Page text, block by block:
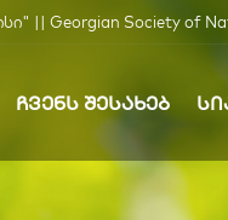
|| Georgian Society of
ᲩᲕᲔᲜᲡ ᲨᲔᲡᲐᲮᲔᲑ